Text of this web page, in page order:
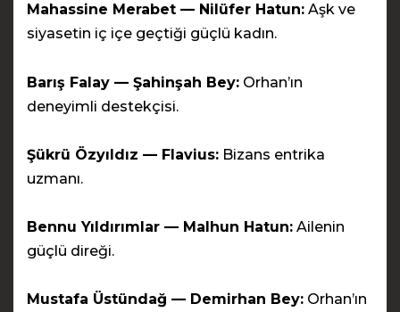
Mahassine Merabet — Nilüfer Hatun: Aşk ve
siyasetin iç içe geçtiği güçlü kadın.
Barış Falay — Şahinşah Bey: Orhan’ın
deneyimli destekçisi.
Şükrü Özyıldız — Flavius: Bizans entrika
uzmanı.
Bennu Yıldırımlar — Malhun Hatun: Ailenin
güçlü direği.
Mustafa Üstündağ — Demirhan Bey: Orhan’ın